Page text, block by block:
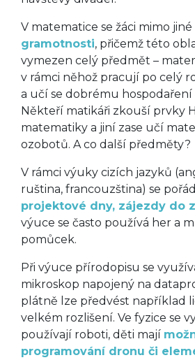
V matematice se žáci mimo jiné
gramotnosti, přičemž této
vymezen celý předmět –
v rámci něhož pracují po celý
a učí se dobrému hospodaření
Někteří matikáři zkouší prvky
matematiky a jiní zase učí
ozobotů. A co další předměty?
V rámci výuky cizích jazyků
ruština, francouzština) se
projektové dny, zájezdy do
výuce se často používá her a
pomůcek.
Při výuce přírodopisu se
mikroskop napojený na
plátně lze předvést například
velkém rozlišení. Ve fyzice se
používají roboti, děti mají
programování dronu či